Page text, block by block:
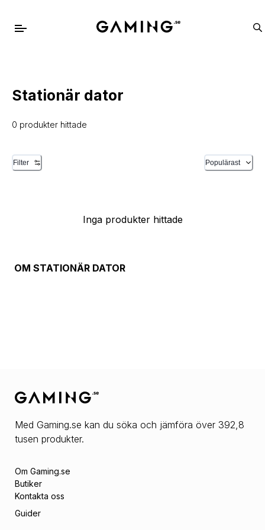
Stationär dator
0 produkter hittade
Filter Populärast
Inga produkter hittade
OM STATIONÄR DATOR
Med Gaming.se kan du söka och jämföra över 392,8
tusen produkter.
Om Gaming.se
Butiker
Kontakta oss
Guider